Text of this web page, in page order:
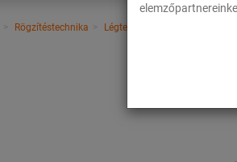
Rögzítéstechnika Légtechnika